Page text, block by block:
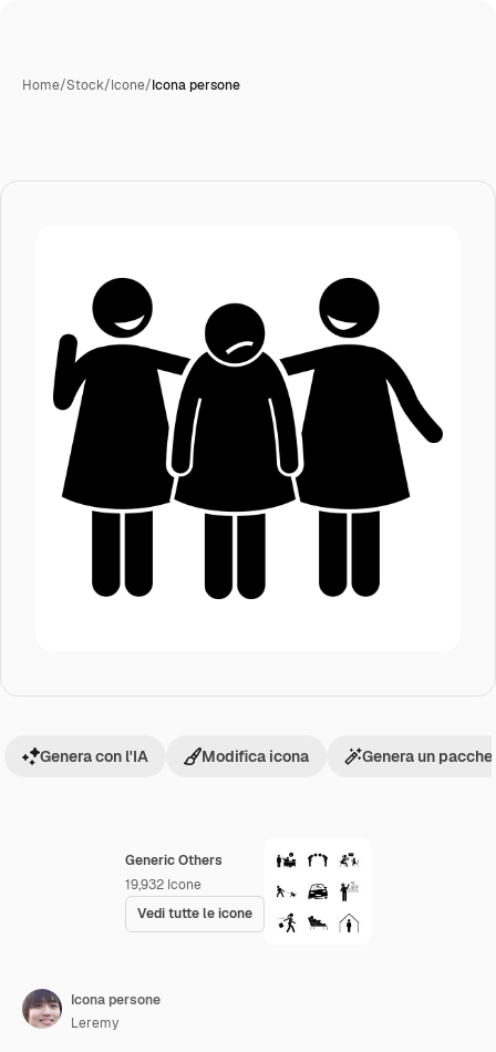
Home/Stock/Icone/Icona persone
Generic Others
19,932 Icone
Vedi tutte le icone
Genera con l'IA Modifica icona Genera un
Icona persone
Leremy